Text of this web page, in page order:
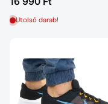
Utolsó darab!